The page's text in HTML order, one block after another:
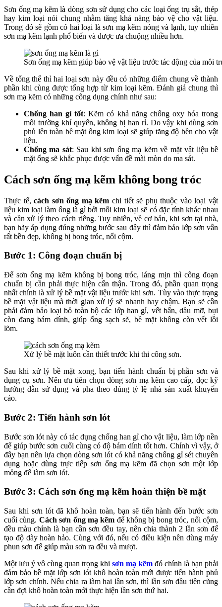
Sơn ống mạ kẽm là dòng sơn sử dụng cho các loại ống trụ sắt, thép
hay kim loại nói chung nhằm tăng khả năng bảo vệ cho vật liệu.
Trong đó sẽ gồm có hai loại là sơn mạ kẽm nóng và lạnh, tuy nhiên
sơn mạ kẽm lạnh phổ biến và được ưa chuộng nhiều hơn.
Sơn ống mạ kẽm giúp bảo vệ vật liệu trước tác động của môi
Về tổng thể thì hai loại sơn này đều có những điểm chung về thành
phần khi cùng được tổng hợp từ kim loại kẽm. Đánh giá chung thì
sơn mạ kẽm có những công dụng chính như sau:
Chống han gỉ tốt: Kẽm có khả năng chống oxy hóa trong
môi trường khí quyển, không bị han rỉ. Do vậy khi dùng sơn
phủ lên toàn bề mặt ống kim loại sẽ giúp tăng độ bền cho vật
liệu.
Chống ma sát: Sau khi sơn ống mạ kẽm về mặt vật liệu bề
mặt ống sẽ khắc phục được vấn đề mài mòn do ma sát.
Cách sơn ống mạ kẽm không bong tróc
Thực tế,cách sơn ống mạ kẽm chi tiết sẽ phụ thuộc vào loại vật
liệu kim loại làm ống là gì bởi mỗi kim loại sẽ có đặc tính khác nhau
và cần xử lý theo cách riêng. Tuy nhiên, về cơ bản, khi sơn tại nhà,
bạn hãy áp dụng đúng những bước sau đây thì đảm bảo lớp sơn vẫn
rất bền đẹp, không bị bong tróc, nổi cộm.
Bước 1: Công đoạn chuẩn bị
Để sơn ống mạ kẽm không bị bong tróc, láng mịn thì công đoạn
chuẩn bị cần phải thực hiện cẩn thận. Trong đó, phần quan trọng
nhất chính là xử lý bề mặt vật liệu trước khi sơn. Tùy vào thực trạng
bề mặt vật liệu mà thời gian xử lý sẽ nhanh hay chậm. Bạn sẽ cần
phải đảm bảo loại bỏ toàn bộ các lớp han gỉ, vết bẩn, dầu mỡ, bụi
còn đang bám dính, giúp ống sạch sẽ, bề mặt không còn vết lồi
lõm.
Xử lý bề mặt luôn cần thiết trước khi thi công sơn.
Sau khi xử lý bề mặt xong, bạn tiến hành chuẩn bị phần sơn và
dụng cụ sơn. Nên ưu tiên chọn dòng sơn mạ kẽm cao cấp, đọc kỹ
hướng dẫn sử dụng và pha theo đúng tỷ lệ nhà sản xuất khuyến
cáo.
Bước 2: Tiến hành sơn lót
Bước sơn lót này có tác dụng chống han gỉ cho vật liệu, làm lớp nền
để giúp bước sơn cuối cùng có độ bám dính tốt hơn. Chính vì vậy, ở
đây bạn nên lựa chọn dòng sơn lót có khả năng chống gỉ sét chuyên
dụng hoặc dùng trực tiếp sơn ống mạ kẽm đã chọn sơn một lớp
mỏng để làm sơn lót.
Bước 3: Cách sơn ống mạ kẽm hoàn thiện bề mặt
Sau khi sơn lót đã khô hoàn toàn, bạn sẽ tiến hành đến bước sơn
cuối cùng. Cách sơn ống mạ kẽm để không bị bong tróc, nổi cộm,
đều màu chính là bạn cần sơn đều tay, nên chia thành 2 lần sơn để
tạo độ dày hoàn hảo. Cùng với đó, nếu có điều kiện nên dùng máy
phun sơn để giúp màu sơn ra đều và mượt.
Một lưu ý vô cùng quan trọng khi sơn mạ kẽm đó chính là bạn phải
đảm bảo bề mặt lớp sơn lót khô hoàn toàn mới được tiến hành phủ
lớp sơn chính. Nếu chia ra làm hai lần sơn, thì lần sơn đầu tiên cũng
cần đợi khô hoàn toàn mới thực hiện lần sơn thứ hai.